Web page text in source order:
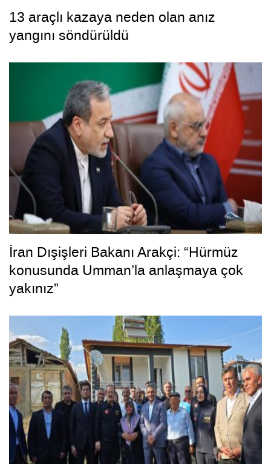
13 araçlı kazaya neden olan anız
yangını söndürüldü
İran Dışişleri Bakanı Arakçi: “Hürmüz
konusunda Umman’la anlaşmaya çok
yakınız”